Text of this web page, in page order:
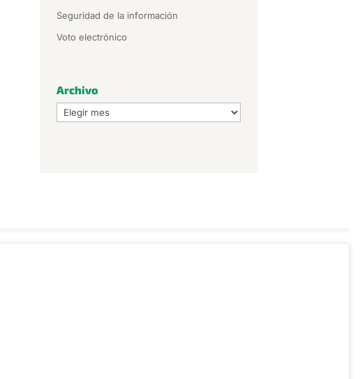
Seguridad de la información
Voto electrónico
Archivo
Archivo